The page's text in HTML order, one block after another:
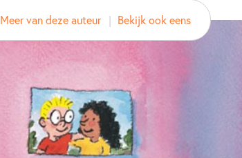
Detective & thrillers
Poëzie, liedjes & rijm
Meer van deze auteur Bekijk ook eens